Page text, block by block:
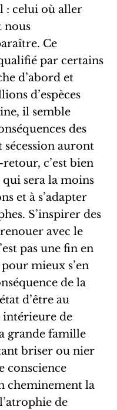
: celui où aller
nous
Ce
par certains
d’abord et
d’espèces
il semble
des
sécession auront
c’est bien
qui sera la moins
et à s’adapter
S’inspirer des
avec le
pas une fin en
mieux s’en
de la
d’être au
intérieure de
grande famille
briser ou nier
conscience
cheminement la
de